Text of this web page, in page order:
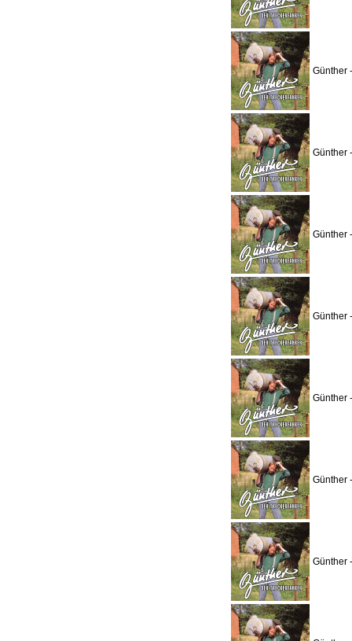
Günther
Günther
Günther
Günther
Günther
Günther
Günther